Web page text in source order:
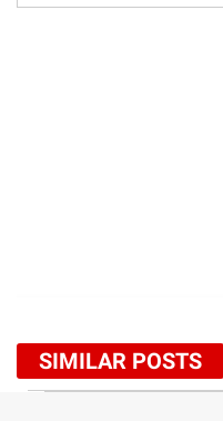
SIMILAR POSTS